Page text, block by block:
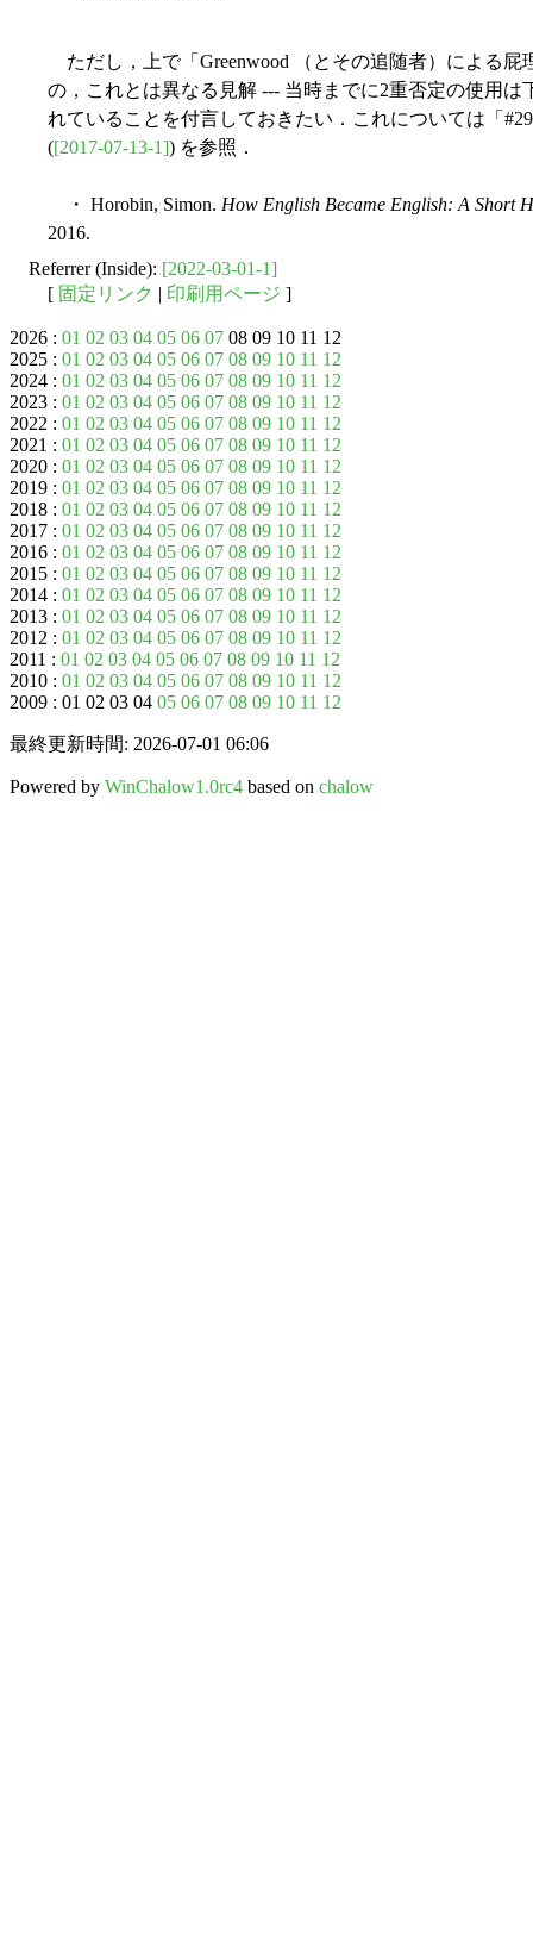
ただし，上で「Greenwood （とその追随者）による
の，これとは異なる見解 --- 当時までに2重否定の使用
れていることを付言しておきたい．これについては「
([2017-07-13-1]) を参照．
・ Horobin, Simon. How English Became English: A Short
2016.
Referrer (Inside): [2022-03-01-1]
[ 固定リンク | 印刷用ページ ]
2026 : 01 02 03 04 05 06 07 08 09 10 11 12
2025 : 01 02 03 04 05 06 07 08 09 10 11 12
2024 : 01 02 03 04 05 06 07 08 09 10 11 12
2023 : 01 02 03 04 05 06 07 08 09 10 11 12
2022 : 01 02 03 04 05 06 07 08 09 10 11 12
2021 : 01 02 03 04 05 06 07 08 09 10 11 12
2020 : 01 02 03 04 05 06 07 08 09 10 11 12
2019 : 01 02 03 04 05 06 07 08 09 10 11 12
2018 : 01 02 03 04 05 06 07 08 09 10 11 12
2017 : 01 02 03 04 05 06 07 08 09 10 11 12
2016 : 01 02 03 04 05 06 07 08 09 10 11 12
2015 : 01 02 03 04 05 06 07 08 09 10 11 12
2014 : 01 02 03 04 05 06 07 08 09 10 11 12
2013 : 01 02 03 04 05 06 07 08 09 10 11 12
2012 : 01 02 03 04 05 06 07 08 09 10 11 12
2011 : 01 02 03 04 05 06 07 08 09 10 11 12
2010 : 01 02 03 04 05 06 07 08 09 10 11 12
2009 : 01 02 03 04 05 06 07 08 09 10 11 12
最終更新時間: 2026-07-01 06:06
Powered by WinChalow1.0rc4 based on chalow